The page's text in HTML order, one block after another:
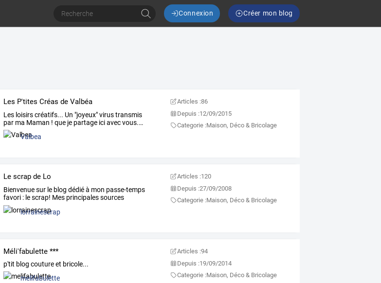
Connexion Créer mon blog
Les P'tites Créas de Valbéa
Les loisirscréatifs... Un "joyeux"virustransmis
par ma Maman ! que je partage iciavecvous.…
Valbea
Articles :86
Depuis :12/09/2015
Categorie :Maison, Déco & Bricolage
Le scrap de Lo
Bienvenuesur le blog dédiéà mon passe-temps
favori : lescrap! Mes principalessources
d'inspiration
lorrainescrap
Articles :120
Depuis :27/09/2008
Categorie :Maison, Déco & Bricolage
Méli'fabulette ***
p'tit blog couture et bricole...
melifabulette
Articles :94
Depuis :19/09/2014
Categorie :Maison, Déco & Bricolage